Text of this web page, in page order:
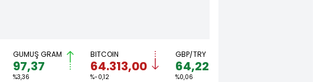
GÜMÜŞ GRAM
97,37
%3,36
BITCOIN
64.313,00
%-0,12
GBP/TRY
64,2242
%0,06